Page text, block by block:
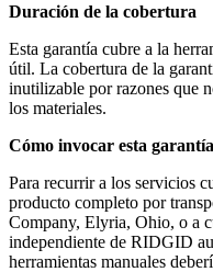
Duración de la cobertura
Esta garantía cubre a la
útil. La cobertura de la
inutilizable por razones que
los materiales.
Cómo invocar esta garantía
Para recurrir a los servicios
producto completo por
Company, Elyria, Ohio, o a
independiente de RIDGID
herramientas manuales